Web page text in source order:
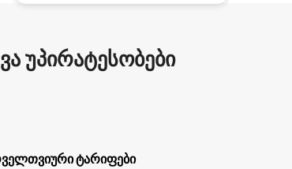
უპირატესობები
ტარიფები